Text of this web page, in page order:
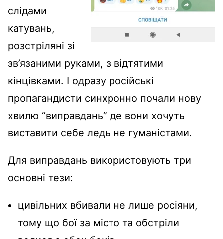
слідами
катувань,
розстріляні зі
зв’язаними руками, з відтятими
кінцівками. І одразу російські
пропагандисти синхронно почали нову
хвилю “виправдань” де вони хочуть
виставити себе ледь не гуманістами.
Для виправдань використовують три
основні тези:
цивільних вбивали не лише росіяни,
тому що бої за місто та обстріли